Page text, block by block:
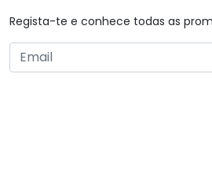
Regista-te e conhece todas as